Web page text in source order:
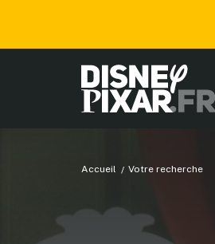
Accueil Votre recherche